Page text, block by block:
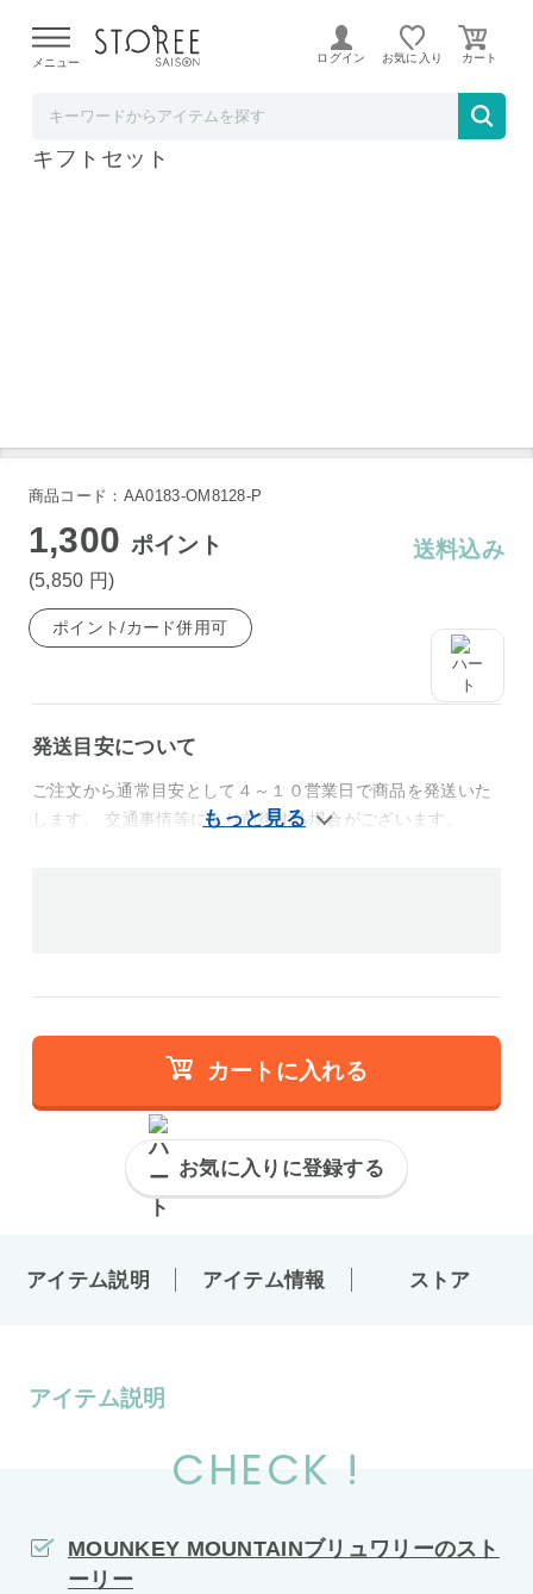
よる配送遅延が発生しております。
メニュー ログイン お気に入り
MONKEY MOUNTAIN クラフトビール 6本
ギフトセット
商品コード：AA0183-OM8128-P
1,300 ポイント
(5,850 円)
送料込み
ポイント/カード併用可
発送目安について
ご注文から通常目安として４～１０営業日で商品を発送いた
します。 交通事情等により前後する場合がございます。
カートに入れる
お気に入りに登録する
アイテム説明 アイテム情報 ストア
アイテム説明
CHECK !
MOUNKEY MOUNTAINブリュワリーのスト
ーリー